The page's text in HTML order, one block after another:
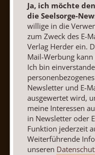
Vertrag widerrufen
Ja, ich möchte
die Seelsorge-
willige in die
zum Zweck des E-
Verlag Herder ein.
Mail-Werbung
Ich bin
Newsletter und E-
ausgewertet wird,
meine Interessen
in Newsletter oder
Funktion jederzeit
Weiterführende
unseren